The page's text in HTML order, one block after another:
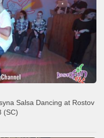
Salsa Dancing at Rostov
(SC)